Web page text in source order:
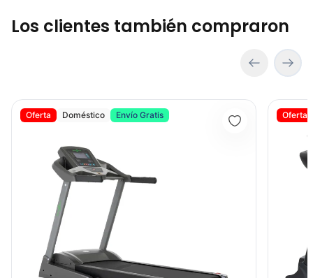
Los clientes también compraron
Banda Trotadora METS - Sport Fitness 72010
Oferta Doméstico Envío Gratis
Banda
Oferta